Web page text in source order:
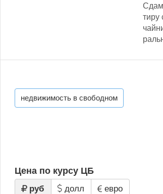
Сдам
тиру
недвижимость в свободном
Цена по курсу ЦБ
руб долл евро